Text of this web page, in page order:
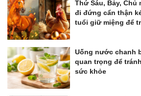
Thứ Sáu, Bảy, Chủ
đi đứng cẩn thận
tuổi giữ miệng để
Uống nước chanh
quan trọng để
sức khỏe